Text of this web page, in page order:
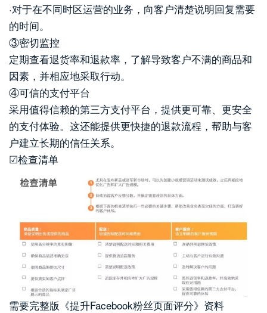
·对于在不同时区运营的业务，向客户清楚说明回复需要
的时间。
③密切监控
定期查看退货率和退款率，了解导致客户不满的商品和
因素，并相应地采取行动。
④可信的支付平台
采用值得信赖的第三方支付平台，提供更可靠、更安全
的支付体验。这还能提供更快捷的退款流程，帮助与客
户建立长期的信任关系。
☑检查清单
需要完整版《提升Facebook粉丝页面评分》资料